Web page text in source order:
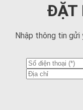
ĐẶT
Nhập thông tin gửi